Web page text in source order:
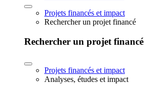
Projets financés et impact
Rechercher un projet financé
Rechercher un projet financé
Projets financés et impact
Analyses, études et impact